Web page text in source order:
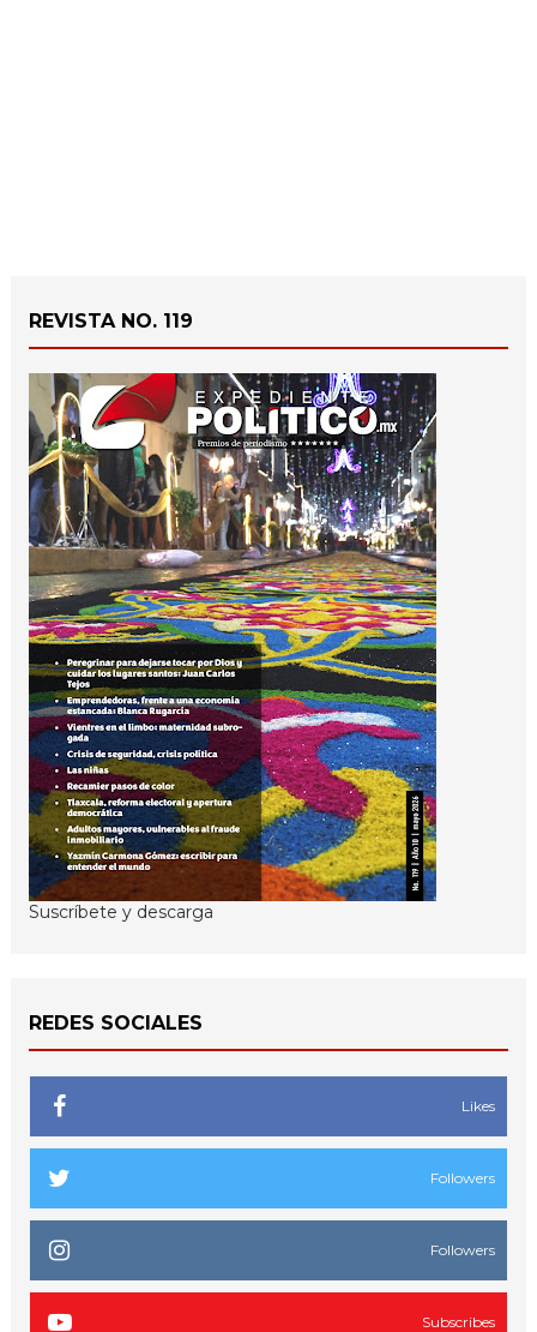
REVISTA NO. 119
Suscríbete y descarga
REDES SOCIALES
Likes
Followers
Followers
Subscribes